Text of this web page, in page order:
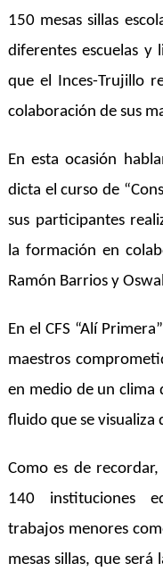
150 mesas sillas
diferentes escuelas y
que el Inces-Trujillo
colaboración de sus
En esta ocasión
dicta el curso de
sus participantes
la formación en
Ramón Barrios y
En el CFS “Alí
maestros
en medio de un
fluido que se visualiza
Como es de
140 instituciones
trabajos menores
mesas sillas, que